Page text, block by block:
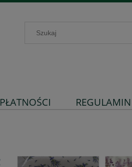
PŁATNOŚCI REGULAMIN